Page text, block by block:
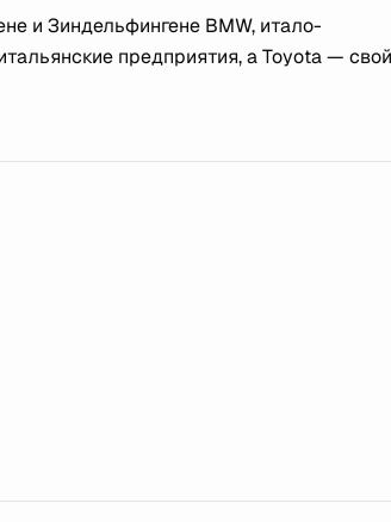
и Зиндельфингене BMW, итало-
предприятия, а Toyota — свой